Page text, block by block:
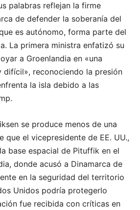
palabras reflejan la firme
de defender la soberanía del
es autónomo, forma parte del
La primera ministra enfatizó su
a Groenlandia en «una
difícil», reconociendo la presión
la isla debido a las
se produce menos de una
que el vicepresidente de EE. UU.,
base espacial de Pituffik en el
donde acusó a Dinamarca de
en la seguridad del territorio
Unidos podría protegerlo
fue recibida con críticas en